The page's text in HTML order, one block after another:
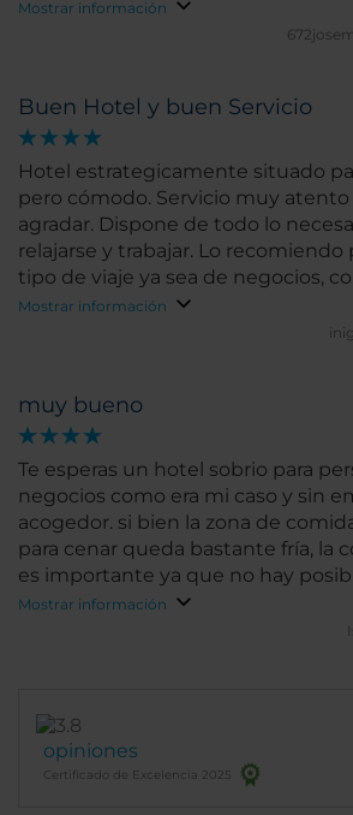
Mostrar información
Buen Hotel y buen Servicio
Hotel estrategicamente situado
pero cómodo. Servicio muy
agradar. Dispone de todo lo
relajarse y trabajar. Lo recomiendo
tipo de viaje ya sea de negocios,
como de vacaciones.
Mostrar información
muy bueno
Te esperas un hotel sobrio para
negocios como era mi caso y sin
acogedor. si bien la zona de
para cenar queda bastante fría, la
es importante ya que no hay
fuera .
Mostrar información
opiniones
Certificado de Excelencia 2025